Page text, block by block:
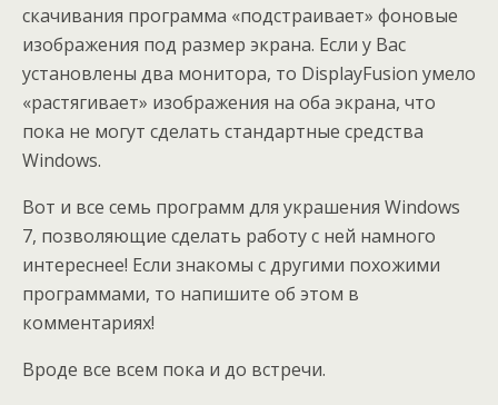
скачивания программа «подстраивает» фоновые
изображения под размер экрана. Если у Вас
установлены два монитора, то DisplayFusion умело
«растягивает» изображения на оба экрана, что
пока не могут сделать стандартные средства
Windows.
Вот и все семь программ для украшения Windows
7, позволяющие сделать работу с ней намного
интереснее! Если знакомы с другими похожими
программами, то напишите об этом в
комментариях!
Вроде все всем пока и до встречи.